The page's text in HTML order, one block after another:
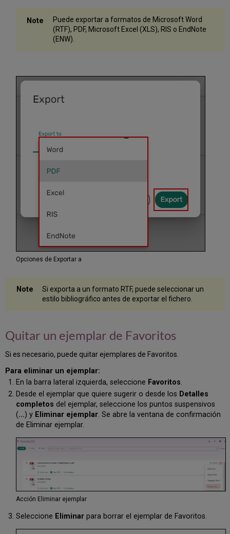
Puede exportar a formatos de Microsoft Word
(RTF), PDF, Microsoft Excel (XLS), RIS o EndNote
(ENW).
Opciones de Exportar a
Si exporta a un formato RTF, puede seleccionar un
estilo bibliográfico antes de exportar el fichero.
Quitar un ejemplar de Favoritos
Si es necesario, puede quitar ejemplares de Favoritos.
Para eliminar un ejemplar:
En la barra lateral izquierda, seleccione Favoritos.
Desde el ejemplar que quiere sugerir o desde los Detalles
completos del ejemplar, seleccione los puntos suspensivos
(...) y Eliminar ejemplar. Se abre la ventana de confirmación
de Eliminar ejemplar.
Acción Eliminar ejemplar
Seleccione Eliminarpara borrar el ejemplar de Favoritos.